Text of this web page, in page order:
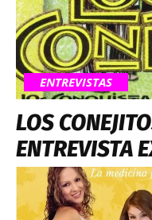
ENTREVISTAS
LOS
ENTREVISTA